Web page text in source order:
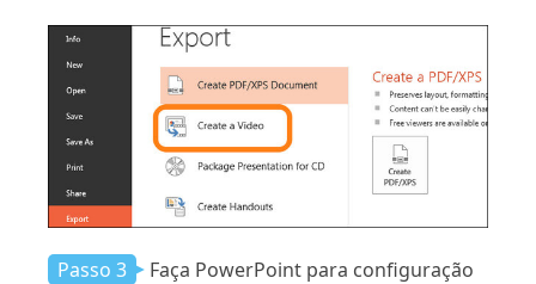
Passo 3
Faça PowerPoint para configuração